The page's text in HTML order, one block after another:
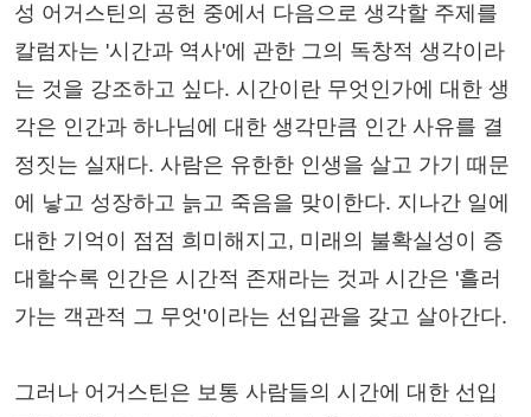
성 어거스틴의 공헌 중에서 다음으로 생각할 주제를
칼럼자는 '시간과 역사'에 관한 그의 독창적 생각이라
는 것을 강조하고 싶다. 시간이란 무엇인가에 대한 생
각은 인간과 하나님에 대한 생각만큼 인간 사유를 결
정짓는 실재다. 사람은 유한한 인생을 살고 가기 때문
에 낳고 성장하고 늙고 죽음을 맞이한다. 지나간 일에
대한 기억이 점점 희미해지고, 미래의 불확실성이 증
대할수록 인간은 시간적 존재라는 것과 시간은 '흘러
가는 객관적 그 무엇'이라는 선입관을 갖고 살아간다.
그러나 어거스틴은 보통 사람들의 시간에 대한 선입